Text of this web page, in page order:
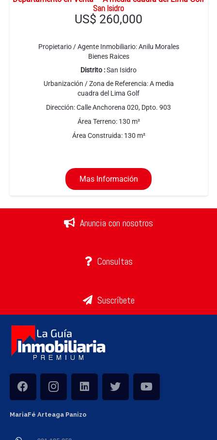
San Isidro
US$ 260,000
Propietario / Agente Inmobiliario:Anilu Morales
Bienes Raices
Distrito :San Isidro
Urbanización / Zona de Referencia:A media
cuadra del Lima Golf
Dirección:Calle Anchorena 020, Dpto. 903
Área Terreno: 130 m²
Área Construida: 130 m²
Mas Información
Anuncia con nosotros
Consultas
Suscríbete
MariaFé Arteaga Panizo